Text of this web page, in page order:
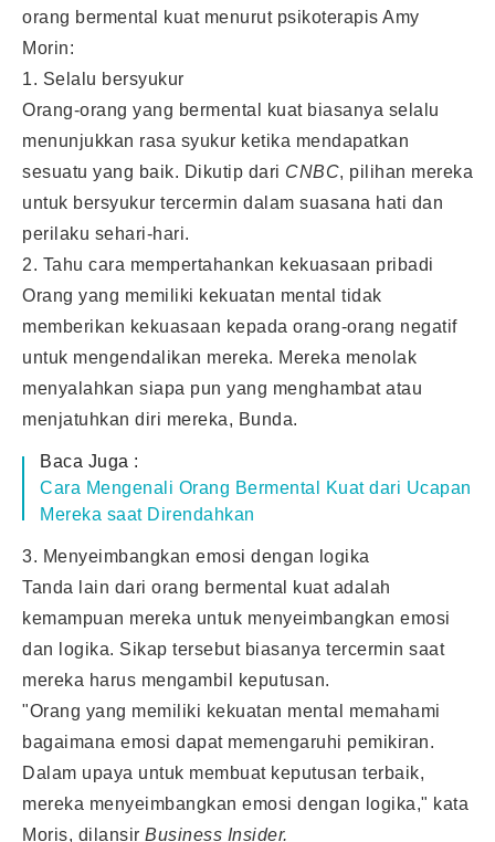
orang bermental kuat menurut psikoterapis Amy
Morin:
1. Selalu bersyukur
Orang-orang yang bermental kuat biasanya selalu
menunjukkan rasa syukur ketika mendapatkan
sesuatu yang baik. Dikutip dari CNBC, pilihan mereka
untuk bersyukur tercermin dalam suasana hati dan
perilaku sehari-hari.
2. Tahu cara mempertahankan kekuasaan pribadi
Orang yang memiliki kekuatan mental tidak
memberikan kekuasaan kepada orang-orang negatif
untuk mengendalikan mereka. Mereka menolak
menyalahkan siapa pun yang menghambat atau
menjatuhkan diri mereka, Bunda.
Baca Juga :
Cara Mengenali Orang Bermental Kuat dari Ucapan
Mereka saat Direndahkan
3. Menyeimbangkan emosi dengan logika
Tanda lain dari orang bermental kuat adalah
kemampuan mereka untuk menyeimbangkan emosi
dan logika. Sikap tersebut biasanya tercermin saat
mereka harus mengambil keputusan.
"Orang yang memiliki kekuatan mental memahami
bagaimana emosi dapat memengaruhi pemikiran.
Dalam upaya untuk membuat keputusan terbaik,
mereka menyeimbangkan emosi dengan logika," kata
Moris, dilansir Business Insider.